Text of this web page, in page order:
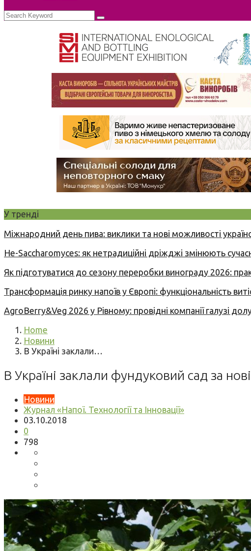
У тренді
Міжнародний день пива: виклики та нові можливості
Не-Saccharomyces: як нетрадиційні дріжджі змінюють
Як підготуватися до сезону переробки винограду 2026:
Трансформація ринку напоїв у Європі: функціональність
AgroBerry&Veg 2026 у Рівному: провідні компанії галузі
Home
Новини
В Україні заклали…
В Україні заклали фундуковий сад за
Новини
Журнал «Напої. Технології та Інновації»
03.10.2018
0
798